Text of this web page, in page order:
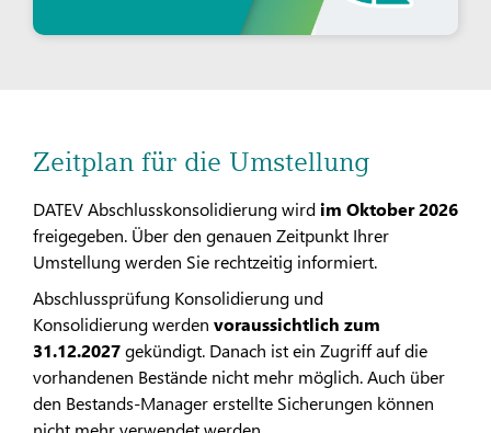
Zeitplan für die Umstellung
DATEV Abschlusskonsolidierung wird im Oktober 2026
freigegeben. Über den genauen Zeitpunkt Ihrer
Umstellung werden Sie rechtzeitig informiert.
Abschlussprüfung Konsolidierung und
Konsolidierung werden voraussichtlich zum
31.12.2027gekündigt. Danach ist ein Zugriff auf die
vorhandenen Bestände nicht mehr möglich. Auch über
den Bestands-Manager erstellte Sicherungen können